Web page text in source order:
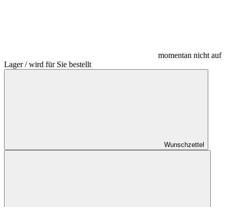
momentan nicht auf
Lager / wird für Sie bestellt
Wunschzettel